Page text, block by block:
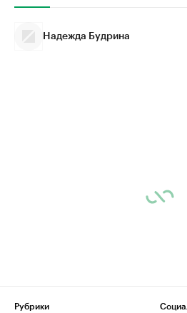
Надежда Будрина
Рубрики